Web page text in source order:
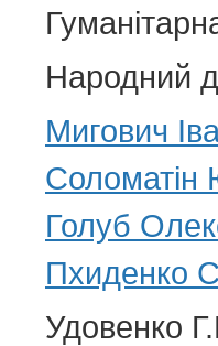
Народний
Мигович
Соломатін
Голуб
Пхиденко
Удовенко